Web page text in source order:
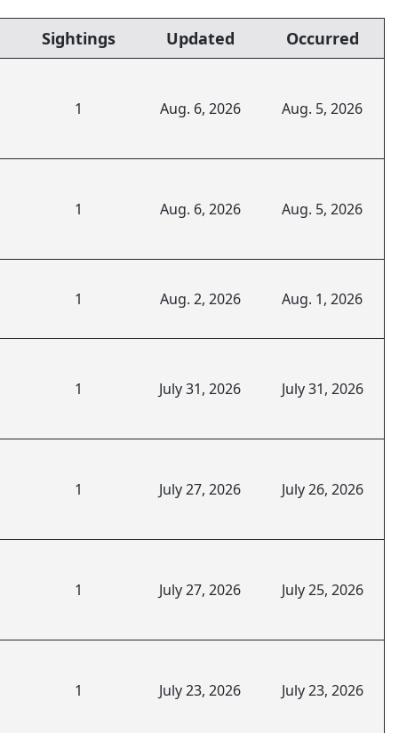
Sightings Updated Occurred
1 Aug. 6, 2026 Aug. 5, 2026
1 Aug. 6, 2026 Aug. 5, 2026
1 Aug. 2, 2026 Aug. 1, 2026
1 July 31, 2026 July 31, 2026
1 July 27, 2026 July 26, 2026
1 July 27, 2026 July 25, 2026
1 July 23, 2026 July 23, 2026